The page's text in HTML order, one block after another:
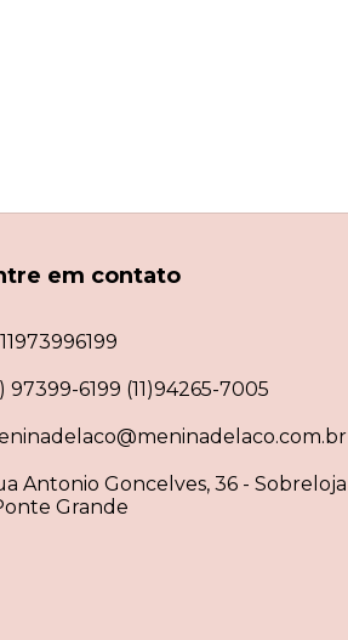
em contato
97399-6199 (11)94265-7005
Antonio Goncelves, 36 - Sobreloja
Grande